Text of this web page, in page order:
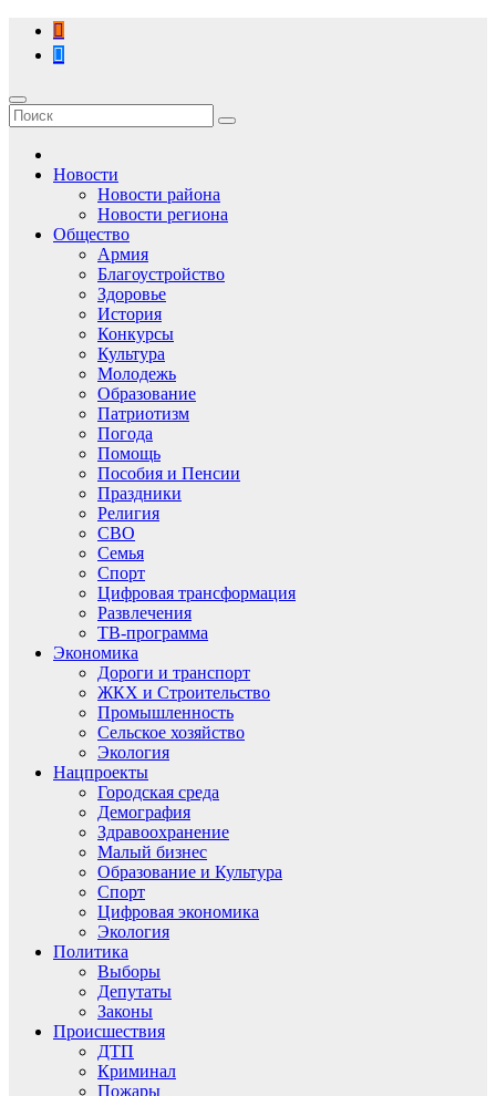
Перейти
содержимому
Новости
Новости района
Новости региона
Общество
Армия
Благоустройство
Здоровье
История
Конкурсы
Культура
Молодежь
Образование
Патриотизм
Погода
Помощь
Пособия и Пенсии
Праздники
Религия
СВО
Семья
Спорт
Цифровая трансформация
Развлечения
ТВ-программа
Экономика
Дороги и транспорт
ЖКХ и Строительство
Промышленность
Сельское хозяйство
Экология
Нацпроекты
Городская среда
Демография
Здравоохранение
Малый бизнес
Образование и Культура
Спорт
Цифровая экономика
Экология
Политика
Выборы
Депутаты
Законы
Происшествия
ДТП
Криминал
Пожары